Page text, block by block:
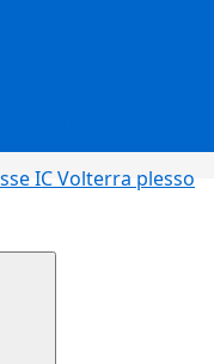
IC Volterra plesso